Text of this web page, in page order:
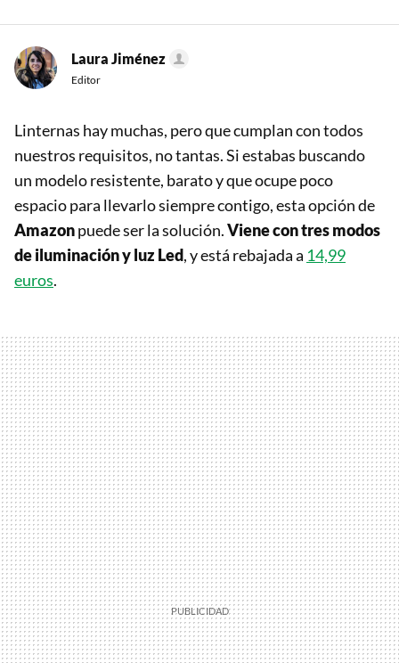
Laura Jiménez
Editor
Linternas hay muchas, pero que cumplan con todos
nuestros requisitos, no tantas. Si estabas buscando
un modelo resistente, barato y que ocupe poco
espacio para llevarlo siempre contigo, esta opción de
Amazonpuede ser la solución.Viene con tres modos
de iluminación y luz Led, y está rebajada a 14,99
euros.